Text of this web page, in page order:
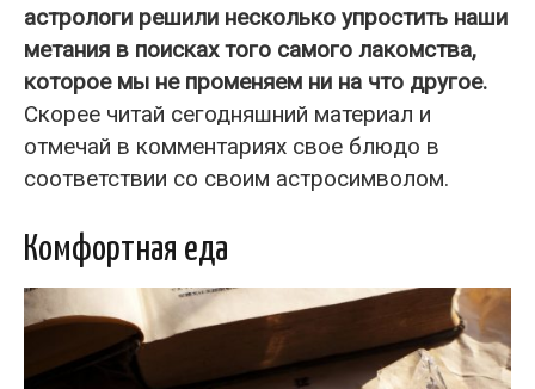
астрологи решили несколько упростить наши
метания в поисках того самого лакомства,
которое мы не променяем ни на что другое.
Скорее читай сегодняшний материал и
отмечай в комментариях свое блюдо в
соответствии со своим астросимволом.
Комфортная еда